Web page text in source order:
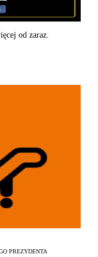
od zaraz.
PREZYDENTA